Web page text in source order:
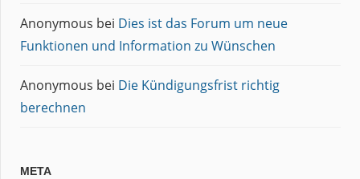
Anonymous bei Dies ist das Forum um neue
Funktionen und Information zu Wünschen
Anonymous bei Die Kündigungsfrist richtig
berechnen
META